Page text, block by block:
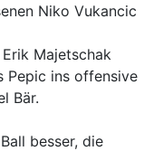
Niko Vukancic
Majetschak
Pepic ins offensive
Bär.
besser, die